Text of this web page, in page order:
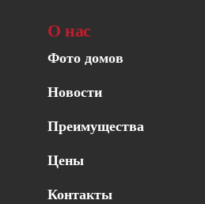
О нас
Фото домов
Новости
Преимущества
Цены
Контакты